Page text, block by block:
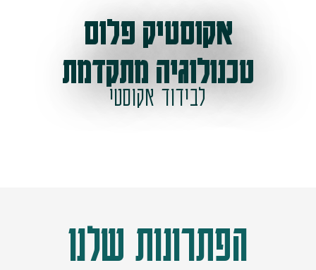
אקוסטיק פלוס
טכנולוגיה מתקדמת
לבידוד אקוסטי
הפתרונות שלנו